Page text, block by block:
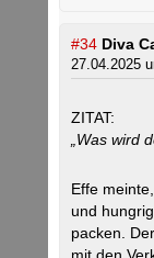
#34 Diva
27.04.2025
ZITAT:
„Was wird
Effe
und
packen.